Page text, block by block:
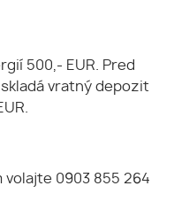
500,- EUR. Pred
vratný depozit
volajte 0903 855 264